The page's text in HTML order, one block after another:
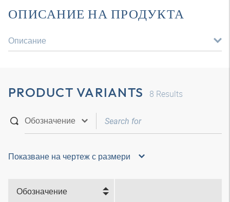
ОПИСАНИЕ НА ПРОДУКТА
Описание
PRODUCT VARIANTS 8 Results
Показване на чертеж с размери
Обозначение